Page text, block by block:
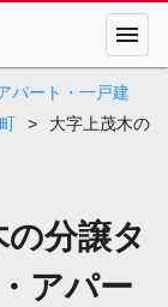
menu
パート・一戸建
>
大字上茂木の
分譲タ
アパー